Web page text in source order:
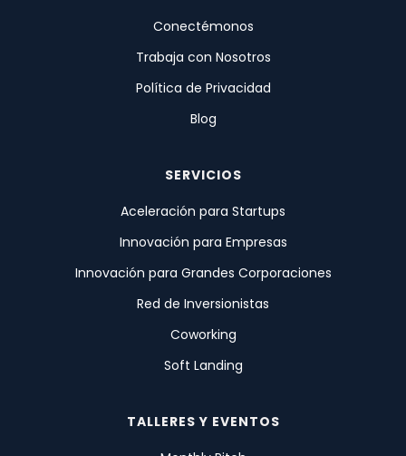
Conectémonos
Trabaja con Nosotros
Política de Privacidad
Blog
SERVICIOS
Aceleración para Startups
Innovación para Empresas
Innovación para Grandes Corporaciones
Red de Inversionistas
Coworking
Soft Landing
TALLERES Y EVENTOS